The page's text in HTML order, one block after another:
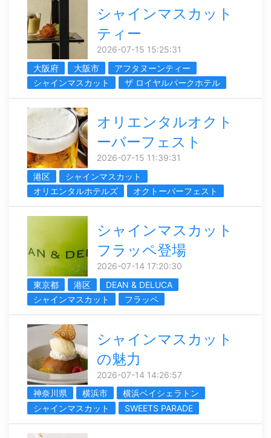
シャインマスカット
ティー
2026-07-15 15:25:31
大阪府
大阪市
アフタヌーンティー
シャインマスカット
ザ ロイヤルパークホテル
オリエンタルオクト
ーバーフェスト
2026-07-15 11:39:31
港区
シャインマスカット
オリエンタルホテルズ
オクトーバーフェスト
シャインマスカット
フラッペ登場
2026-07-14 17:20:30
東京都
港区
DEAN & DELUCA
シャインマスカット
フラッペ
シャインマスカット
の魅力
2026-07-14 14:26:57
神奈川県
横浜市
横浜ベイシェラトン
シャインマスカット
SWEETS PARADE